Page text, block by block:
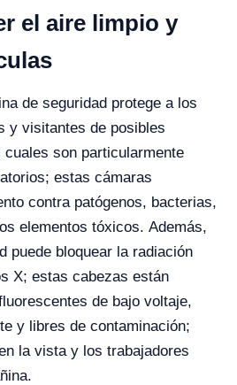
el aire limpio y
de seguridad protege a los
y visitantes de posibles
son particularmente
estas cámaras
contra patógenos, bacterias,
elementos tóxicos. Además,
puede bloquear la radiación
X; estas cabezas están
de bajo voltaje,
y libres de contaminación;
la vista y los trabajadores